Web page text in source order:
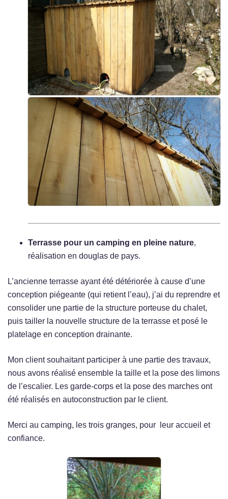
Terrasse pour un camping en pleine nature,
réalisation en douglas de pays.
L’ancienne terrasse ayant été détériorée à cause d’une
conception piégeante (qui retient l’eau), j’ai du reprendre et
consolider une partie de la structure porteuse du chalet,
puis tailler la nouvelle structure de la terrasse et posé le
platelage en conception drainante.
Mon client souhaitant participer à une partie des travaux,
nous avons réalisé ensemble la taille et la pose des limons
de l’escalier. Les garde-corps et la pose des marches ont
été réalisés en autoconstruction par le client.
Merci au camping, les trois granges, pour leur accueil et
confiance.